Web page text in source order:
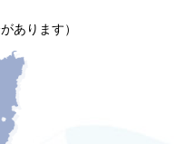
あります）